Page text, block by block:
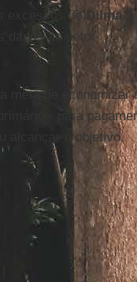
excessos de
Dilma 1
dadas ao setor
meta de economizar
- para
alcançar o objetivo.